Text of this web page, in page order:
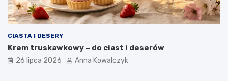
CIASTA I DESERY
Krem truskawkowy – do ciast i deserów
26 lipca 2026 Anna Kowalczyk